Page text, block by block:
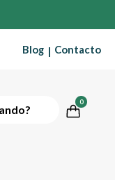
Blog | Contacto
0